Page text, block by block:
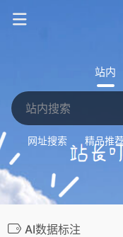
站内
网址搜索 精品推
AI数据标注